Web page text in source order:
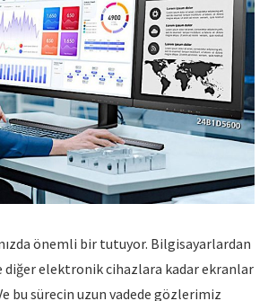
önemli bir tutuyor. Bilgisayarlardan
diğer elektronik cihazlara kadar ekranlar
bu sürecin uzun vadede gözlerimiz